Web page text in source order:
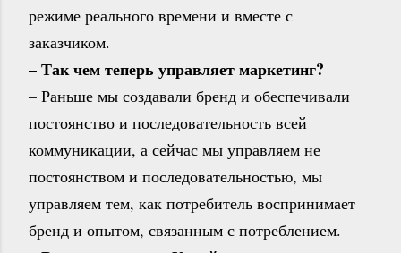
режиме реального времени и вместе с
заказчиком.
– Так чем теперь управляет маркетинг?
– Раньше мы создавали бренд и обеспечивали
постоянство и последовательность всей
коммуникации, а сейчас мы управляем не
постоянством и последовательностью, мы
управляем тем, как потребитель воспринимает
бренд и опытом, связанным с потреблением.